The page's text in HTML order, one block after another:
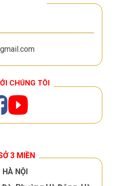
CHÚNG TÔI
3 MIỀN
HÀ NỘI